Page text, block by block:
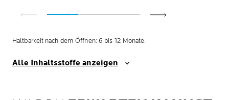
Haltbarkeit nach dem Öffnen: 6 bis 12 Monate.
Alle Inhaltsstoffe anzeigen